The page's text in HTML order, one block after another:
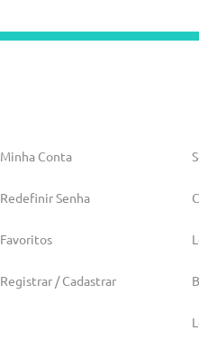
Minha Conta
Redefinir Senha
Favoritos
Registrar / Cadastrar